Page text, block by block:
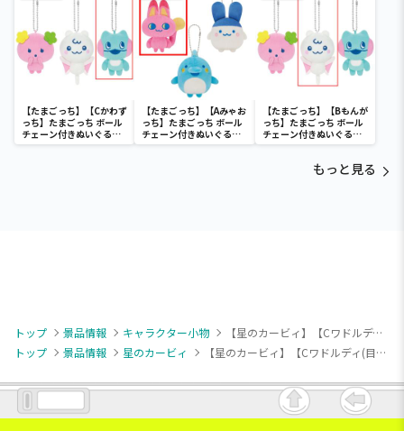
【たまごっち】【Cかわず
っち】たまごっち ボール
チェーン付きぬいぐるみ
～Tamagotchi
【たまごっち】【Aみゃお
っち】たまごっち ボール
チェーン付きぬいぐるみ
～Tamagotchi
【たまごっち】【Bもんが
っち】たまごっち ボール
チェーン付きぬいぐるみ
～Tamagotchi
もっと見る
トップ 景品情報 キャラクター小物
【星のカービィ】【Cワドルディ(目開け)】星のカービィ カラビナ付きマスコット
トップ
景品情報 星のカービィ 【星のカービィ】【Cワドルディ(目開け)】星のカービィ カラビナ付きマスコット